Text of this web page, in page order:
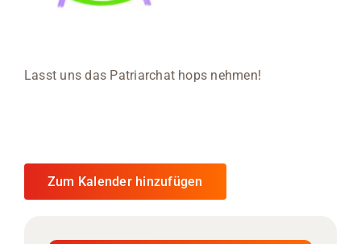
Lasst uns das Patriarchat hops nehmen!
Zum Kalender hinzufügen